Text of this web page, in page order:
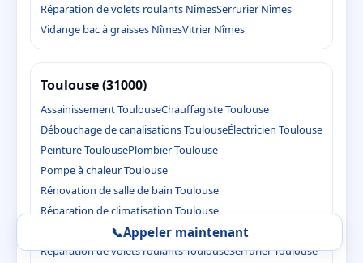
Réparation de volets roulants NîmesSerrurier Nîmes
Vidange bac à graisses NîmesVitrier Nîmes
Toulouse (31000)
Assainissement ToulouseChauffagiste Toulouse
Débouchage de canalisations ToulouseÉlectricien Toulouse
Peinture ToulousePlombier Toulouse
Pompe à chaleur Toulouse
Rénovation de salle de bain Toulouse
Réparation de climatisation Toulouse
Réparation de fuites Toulouse
Réparation de volets roulants ToulouseSerrurier Toulouse
📞Appeler maintenant